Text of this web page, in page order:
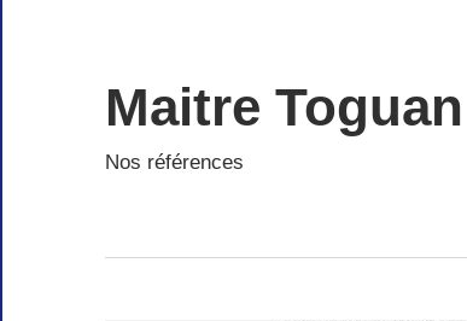
content
Maitre Toguan
Nos références